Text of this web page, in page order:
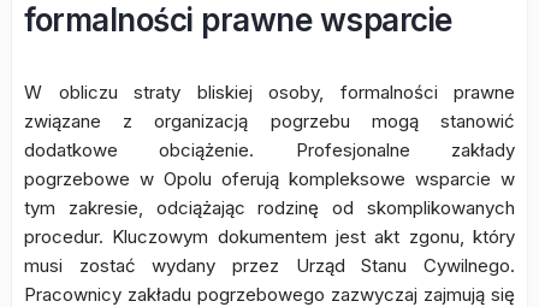
formalności prawne wsparcie
W obliczu straty bliskiej osoby, formalności prawne
związane z organizacją pogrzebu mogą stanowić
dodatkowe obciążenie. Profesjonalne zakłady
pogrzebowe w Opolu oferują kompleksowe wsparcie w
tym zakresie, odciążając rodzinę od skomplikowanych
procedur. Kluczowym dokumentem jest akt zgonu, który
musi zostać wydany przez Urząd Stanu Cywilnego.
Pracownicy zakładu pogrzebowego zazwyczaj zajmują się